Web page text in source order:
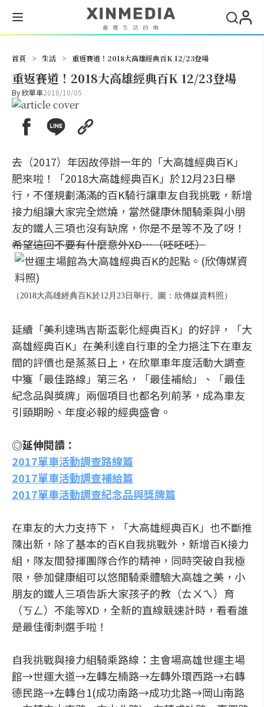
首頁 > 生活 > 重返賽道！2018大高雄經典百K 12/23登場
重返賽道！2018大高雄經典百K 12/23登場
By欣單車2018/10/05
去（2017）年因故停辦一年的「大高雄經典百K」
肥來啦！「2018大高雄經典百K」於12月23日舉
行，不僅規劃滿滿的百K騎行讓車友自我挑戰，新增
接力組讓大家完全燃燒，當然健康休閒騎乘與小朋
友的鐵人三項也沒有缺席，你是不是等不及了呀！
希望這回不要有什麼意外XD…（呸呸呸）
（2018大高雄經典百K於12月23日舉行。圖：欣傳媒資料照）
延續「美利達瑪吉斯盃彰化經典百K」的好評，「大
高雄經典百K」在美利達自行車的全力挹注下在車友
間的評價也是蒸蒸日上，在欣單車年度活動大調查
中獲「最佳路線」第三名，「最佳補給」、「最佳
紀念品與獎牌」兩個項目也都名列前茅，成為車友
引頸期盼、年度必報的經典盛會。
◎延伸閱讀：
2017單車活動調查路線篇
2017單車活動調查補給篇
2017單車活動調查紀念品與獎牌篇
在車友的大力支持下，「大高雄經典百K」也不斷推
陳出新，除了基本的百K自我挑戰外，新增百K接力
組，隊友間發揮團隊合作的精神，同時突破自我極
限，參加健康組可以悠閒騎乘體驗大高雄之美，小
朋友的鐵人三項告訴大家孩子的教（ㄊㄨㄟ）育
（ㄎㄥ）不能等XD，全新的直線競速計時，看看誰
是最佳衝刺選手啦！
自我挑戰與接力組騎乘路線：主會場高雄世運主場
館→世運大道→左轉左楠路→左轉外環西路→右轉
德民路→左轉台1(成功南路→成功北路→岡山南路